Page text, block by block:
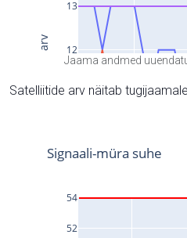
Jaama andmed
Satelliitide arv näitab